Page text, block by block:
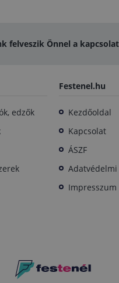
felveszik Önnel a
edzők
Festenel.hu
Kezdőoldal
Kapcsolat
ÁSZF
Impresszum